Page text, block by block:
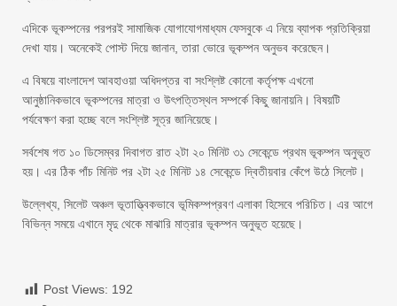
এদিকে ভূকম্পনের পরপরই সামাজিক যোগাযোগমাধ্যম ফেসবুকে এ নিয়ে ব্যাপক প্রতিক্রিয়া
দেখা যায়। অনেকেই পোস্ট দিয়ে জানান, তারা ভোরে ভূকম্পন অনুভব করেছেন।
এ বিষয়ে বাংলাদেশ আবহাওয়া অধিদপ্তর বা সংশ্লিষ্ট কোনো কর্তৃপক্ষ এখনো
আনুষ্ঠানিকভাবে ভূকম্পনের মাত্রা ও উৎপত্তিস্থল সম্পর্কে কিছু জানায়নি। বিষয়টি
পর্যবেক্ষণ করা হচ্ছে বলে সংশ্লিষ্ট সূত্র জানিয়েছে।
সর্বশেষ গত ১০ ডিসেম্বর দিবাগত রাত ২টা ২০ মিনিট ৩১ সেকেন্ডে প্রথম ভূকম্পন অনুভূত
হয়। এর ঠিক পাঁচ মিনিট পর ২টা ২৫ মিনিট ১৪ সেকেন্ডে দ্বিতীয়বার কেঁপে উঠে সিলেট।
উল্লেখ্য, সিলেট অঞ্চল ভূতাত্ত্বিকভাবে ভূমিকম্পপ্রবণ এলাকা হিসেবে পরিচিত। এর আগে
বিভিন্ন সময়ে এখানে মৃদু থেকে মাঝারি মাত্রার ভূকম্পন অনুভূত হয়েছে।
Post Views: 192